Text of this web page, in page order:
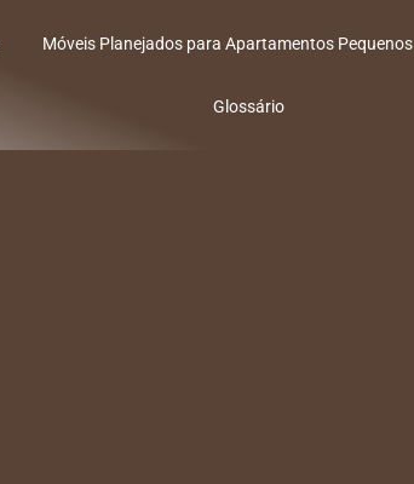
Móveis Planejados para Apartamentos Pequenos
Glossário